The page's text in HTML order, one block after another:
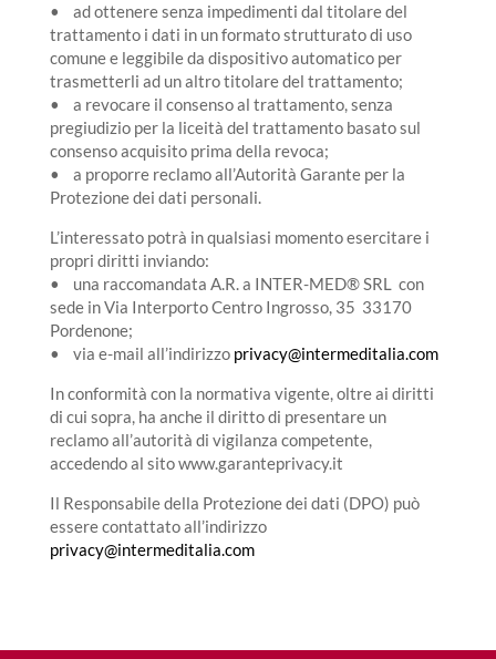
• ad ottenere senza impedimenti dal titolare del
trattamento i dati in un formato strutturato di uso
comune e leggibile da dispositivo automatico per
trasmetterli ad un altro titolare del trattamento;
• a revocare il consenso al trattamento, senza
pregiudizio per la liceità del trattamento basato sul
consenso acquisito prima della revoca;
• a proporre reclamo all’Autorità Garante per la
Protezione dei dati personali.
L’interessato potrà in qualsiasi momento esercitare i
propri diritti inviando:
• una raccomandata A.R. a INTER-MED® SRL con
sede in Via Interporto Centro Ingrosso, 35 33170
Pordenone;
• via e-mail all’indirizzo privacy@intermeditalia.com
In conformità con la normativa vigente, oltre ai diritti
di cui sopra, ha anche il diritto di presentare un
reclamo all’autorità di vigilanza competente,
accedendo al sito www.garanteprivacy.it
Il Responsabile della Protezione dei dati (DPO) può
essere contattato all’indirizzo
privacy@intermeditalia.com